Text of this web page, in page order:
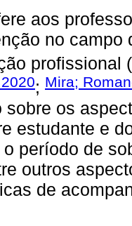
aos
no
profissional (
; Mira;
sobre os
estudante e
período de
outros
de